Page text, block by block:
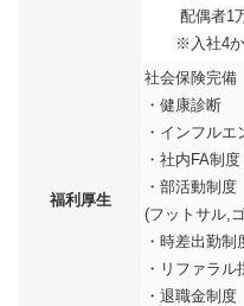
配偶者1万
※入社4か
福利厚生
社会保険完備
・健康診断
・インフル
・社内FA制度
・部活動制度
(フットサル,
・時差出勤制
・リファラル
・退職金制度